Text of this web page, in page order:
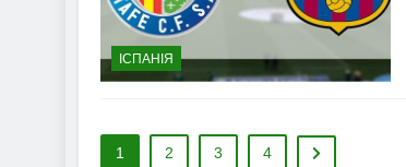
ІСПАНІЯ
1 2 3 4